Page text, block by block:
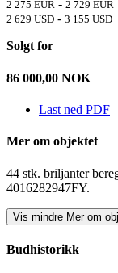
2 275 EUR - 2 729 EUR
2 629 USD - 3 155 USD
Solgt for
86 000,00 NOK
Last ned PDF
Mer om objektet
44 stk. briljanter
4016282947FY.
Vis mindre Mer om
Budhistorikk